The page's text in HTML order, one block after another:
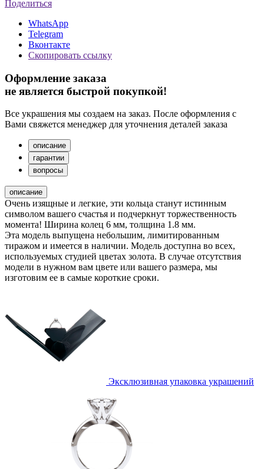
Поделиться
WhatsApp
Telegram
Вконтакте
Скопировать ссылку
Оформление заказа
не является быстрой покупкой!
Все украшения мы создаем на заказ. После оформления с
Вами свяжется менеджер для уточнения деталей заказа
описание
гарантии
вопросы
описание
Очень изящные и легкие, эти кольца станут истинным
символом вашего счастья и подчеркнут торжественность
момента! Ширина колец 6 мм, толщина 1.8 мм.
Эта модель выпущена небольшим, лимитированным
тиражом и имеется в наличии. Модель доступна во всех,
используемых студией цветах золота. В случае отсутствия
модели в нужном вам цвете или вашего размера, мы
изготовим ее в самые короткие сроки.
Эксклюзивная упаковка украшений